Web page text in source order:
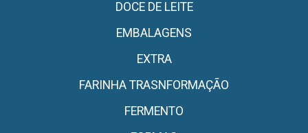
DOCE DE LEITE
EMBALAGENS
EXTRA
FARINHA TRASNFORMAÇÃO
FERMENTO